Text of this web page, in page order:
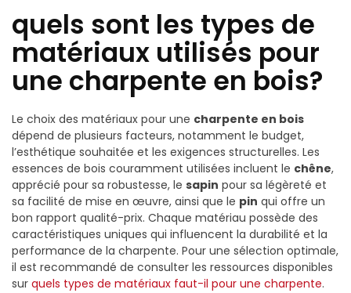
quels sont les types de
matériaux utilisés pour
une charpente en bois?
Le choix des matériaux pour une charpente en bois
dépend de plusieurs facteurs, notamment le budget,
l’esthétique souhaitée et les exigences structurelles. Les
essences de bois couramment utilisées incluent le chêne,
apprécié pour sa robustesse, le sapin pour sa légèreté et
sa facilité de mise en œuvre, ainsi que le pin qui offre un
bon rapport qualité-prix. Chaque matériau possède des
caractéristiques uniques qui influencent la durabilité et la
performance de la charpente. Pour une sélection optimale,
il est recommandé de consulter les ressources disponibles
sur quels types de matériaux faut-il pour une charpente.